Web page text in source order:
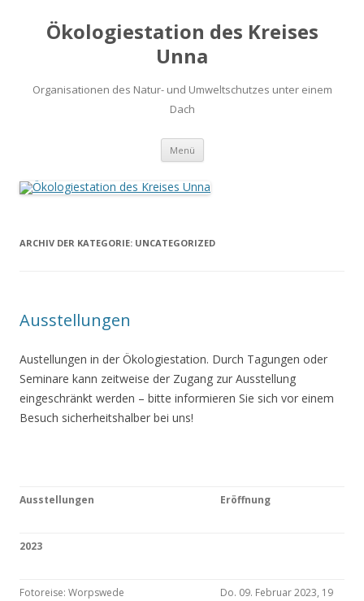
Ökologiestation des Kreises
Unna
Organisationen des Natur- und Umweltschutzes unter einem
Dach
Menü Zum
springen
ARCHIV DER KATEGORIE: UNCATEGORIZED
Ausstellungen
Austellungen in der Ökologiestation. Durch Tagungen oder
Seminare kann zeitweise der Zugang zur Ausstellung
eingeschränkt werden – bitte informieren Sie sich vor einem
Besuch sicherheitshalber bei uns!
Ausstellungen Eröffnung
2023
Fotoreise: Worpswede
Do. 09. Februar 2023, 19